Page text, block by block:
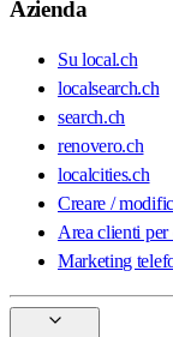
Azienda
Su local.ch
localsearch.ch
search.ch
renovero.ch
localcities.ch
Creare /
Area clienti
Marketing